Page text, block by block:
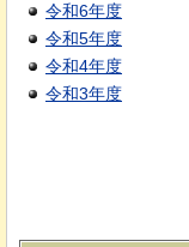
令和6年度
令和5年度
令和4年度
令和3年度